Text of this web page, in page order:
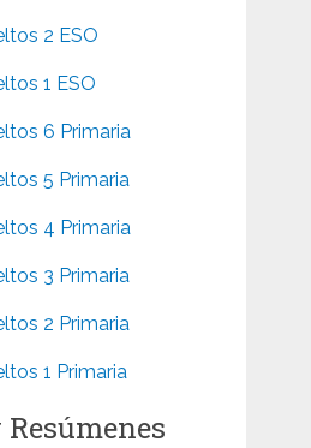
2 ESO
1 ESO
6 Primaria
5 Primaria
4 Primaria
3 Primaria
2 Primaria
1 Primaria